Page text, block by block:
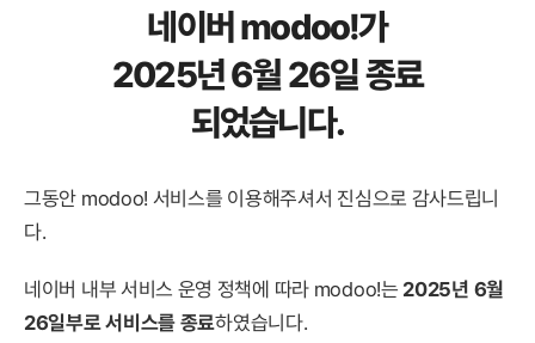
네이버 modoo!가
2025년 6월 26일 종료
되었습니다.
그동안 modoo! 서비스를 이용해주셔서 진심으로 감사드립니
다.
네이버 내부 서비스 운영 정책에 따라 modoo!는 2025년 6월
26일부로 서비스를 종료하였습니다.